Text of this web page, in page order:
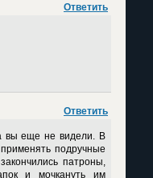
Ответить
Ответить
вы еще не видели. В
подручные
патроны,
и мочкануть им